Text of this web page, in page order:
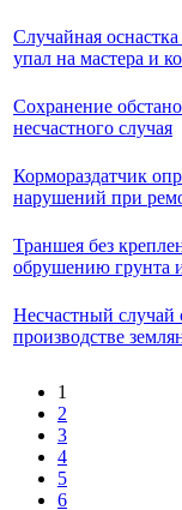
Случайная
упал на мастера и
Сохранение
несчастного случая
Кормораздатчик
нарушений при
Траншея без
обрушению грунта
Несчастный случай
производстве
1
2
3
4
5
6